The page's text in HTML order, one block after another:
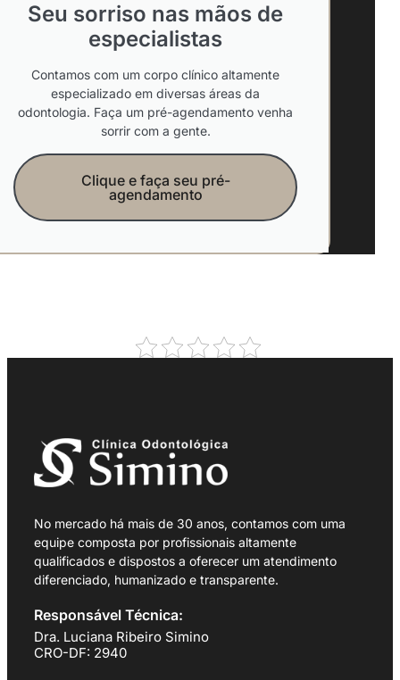
Seu sorriso nas mãos de
especialistas
Contamos com um corpo clínico altamente
especializado em diversas áreas da
odontologia. Faça um pré-agendamento venha
sorrir com a gente.
Clique e faça seu pré-
agendamento
No mercado há mais de 30 anos, contamos com uma
equipe composta por profissionais altamente
qualificados e dispostos a oferecer um atendimento
diferenciado, humanizado e transparente.
Responsável Técnica:
Dra. Luciana Ribeiro Simino
CRO-DF: 2940